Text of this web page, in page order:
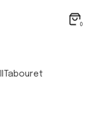
0
Tabouret